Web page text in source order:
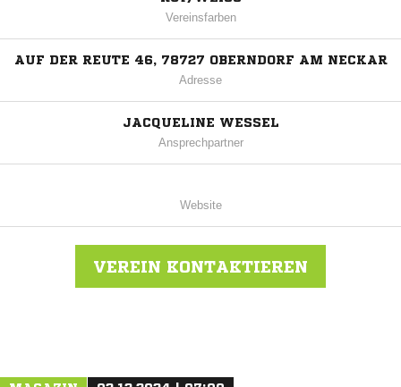
Vereinsfarben
AUF DER REUTE 46, 78727 OBERNDORF AM NECKAR
Adresse
JACQUELINE WESSEL
Ansprechpartner
Website
VEREIN KONTAKTIEREN